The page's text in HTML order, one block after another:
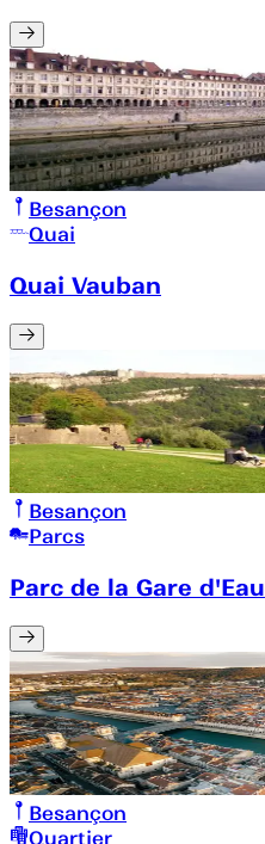
Besançon
Quai
Quai Vauban
Besançon
Parcs
Parc de la Gare d'Eau
Besançon
Quartier